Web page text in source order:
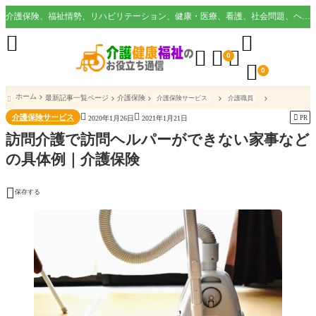
介護保険、福祉情勢、リハビリテーション、健康・医療、看護、社会問題、ヘルスケア業界など様々な切り口から役立つ情報を配信。
  0

 0

 ホーム 最新記事一覧ページ 介護保険 介護保険サービス 介護職員
介護保険サービス  2020年1月26日  2021年1月21日  PR
訪問介護で訪問ヘルパーができない家事など
の具体例｜介護保険
 保存する